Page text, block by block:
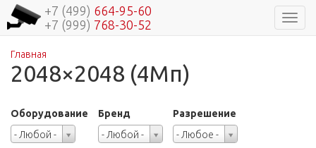
+7 (499) 664-95-60
+7 (999) 768-30-52
Вы здесь
Главная
2048×2048 (4Мп)
Оборудование
- Любой -
Оборудование
Бренд
- Любой -
Бренд
Разрешение
- Любое -
Разрешение